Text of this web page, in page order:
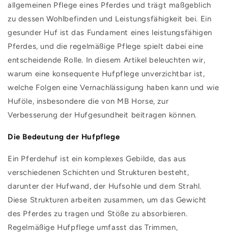
allgemeinen Pflege eines Pferdes und trägt maßgeblich
zu dessen Wohlbefinden und Leistungsfähigkeit bei. Ein
gesunder Huf ist das Fundament eines leistungsfähigen
Pferdes, und die regelmäßige Pflege spielt dabei eine
entscheidende Rolle. In diesem Artikel beleuchten wir,
warum eine konsequente Hufpflege unverzichtbar ist,
welche Folgen eine Vernachlässigung haben kann und wie
Huföle, insbesondere die von MB Horse, zur
Verbesserung der Hufgesundheit beitragen können.
Die Bedeutung der Hufpflege
Ein Pferdehuf ist ein komplexes Gebilde, das aus
verschiedenen Schichten und Strukturen besteht,
darunter der Hufwand, der Hufsohle und dem Strahl.
Diese Strukturen arbeiten zusammen, um das Gewicht
des Pferdes zu tragen und Stöße zu absorbieren.
Regelmäßige Hufpflege umfasst das Trimmen,